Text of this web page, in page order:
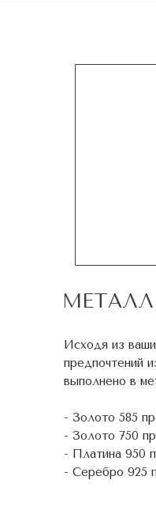
Исходя из
предпочтений
выполнено в
- Золото 585
- Золото 750
- Платина 950
- Серебро 925